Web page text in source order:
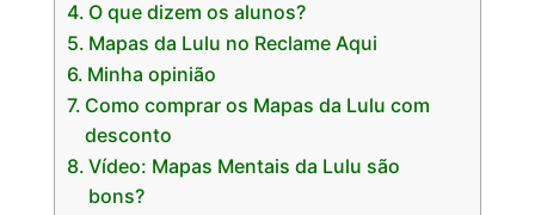
O que dizem os alunos?
Mapas da Lulu no Reclame Aqui
Minha opinião
Como comprar os Mapas da Lulu com
desconto
Vídeo: Mapas Mentais da Lulu são
bons?